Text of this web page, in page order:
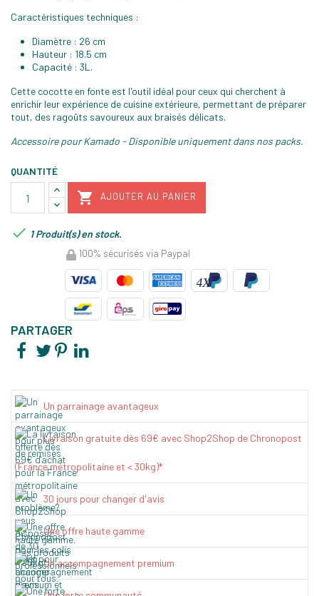
Caractéristiques techniques :
Diamètre : 26 cm
Hauteur : 18.5 cm
Capacité : 3L.
Cette cocotte en fonte est l'outil idéal pour ceux qui cherchent à
enrichir leur expérience de cuisine extérieure, permettant de préparer
tout, des ragoûts savoureux aux braisés délicats.
Accessoire pour Kamado - Disponible uniquement dans nos packs.
QUANTITÉ
 AJOUTER AU PANIER
 1 Produit(s) en stock.
100% sécurisés via Paypal
PARTAGER
Un parrainage avantageux
Livraison gratuite dès 69€ avec Shop2Shop de Chronopost
(France métropolitaine et < 30kg)*
30 jours pour changer d'avis
Une offre haute gamme
Un accompagnement premium